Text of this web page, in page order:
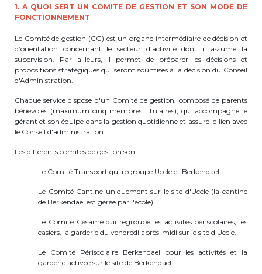
+32 (0)472 07 35 25
periscolaire.berkendael@apeee-bxl1-
BE91 3631 6790 0976
+32 (0)2 375 31 35
cesame@apeee-bxl1-services.be
BE30 3100 2003 2711
1. A QUOI SERT UN COMITE DE GESTION ET SON MODE DE
FONCTIONNEMENT
Le Comité de gestion (CG) est un organe intermédiaire de décision et
d’orientation concernant le secteur d’activité dont il assume la
supervision. Par ailleurs, il permet de préparer les décisions et
propositions stratégiques qui seront soumises à la décision du Conseil
d'Administration.
Chaque service dispose d'un Comité de gestion, composé de parents
bénévoles (maximum cinq membres titulaires), qui accompagne le
gérant et son équipe dans la gestion quotidienne et assure le lien avec
le Conseil d'administration.
Les différents comités de gestion sont:
Le Comité Transport qui regroupe Uccle et Berkendael.
Le Comité Cantine uniquement sur le site d'Uccle (la cantine
de Berkendael est gérée par l'école).
Le Comité Césame qui regroupe les activités périscolaires, les
casiers, la garderie du vendredi après-midi sur le site d'Uccle.
Le Comité Périscolaire Berkendael pour les activités et la
garderie activée sur le site de Berkendael.